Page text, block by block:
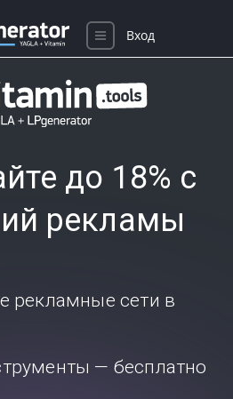
до 18% с
рекламы
рекламные сети в
— бесплатно
Вход